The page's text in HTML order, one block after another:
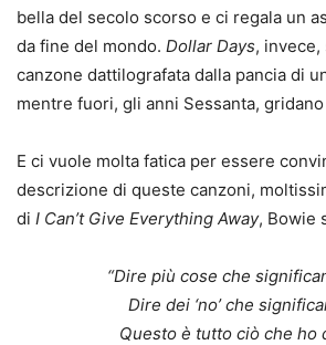
bella del secolo scorso e ci regala un
da fine del mondo. Dollar Days, invece,
canzone dattilografata dalla pancia di
mentre fuori, gli anni Sessanta,
E ci vuole molta fatica per essere
descrizione di queste canzoni,
di I Can’t Give Everything Away, Bowie
“Dire più cose che
Dire dei ‘no’ che
Questo è tutto ciò che ho